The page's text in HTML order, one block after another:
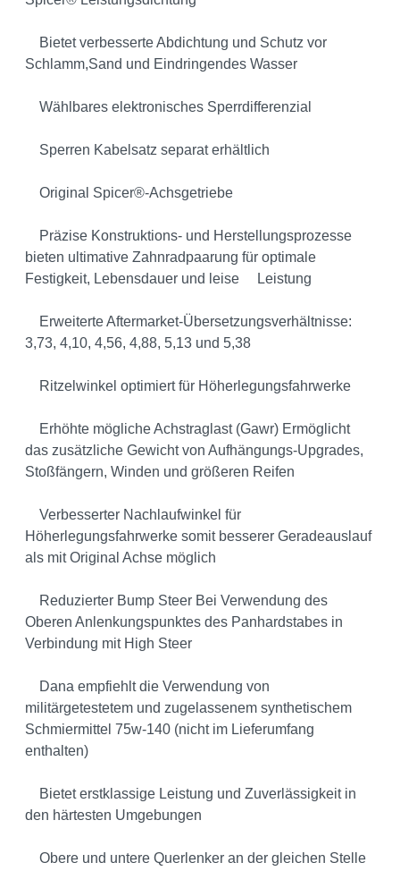
Bietet verbesserte Abdichtung und Schutz vor
Schlamm,Sand und Eindringendes Wasser
Wählbares elektronisches Sperrdifferenzial
Sperren Kabelsatz separat erhältlich
Original Spicer®-Achsgetriebe
Präzise Konstruktions- und Herstellungsprozesse
bieten ultimative Zahnradpaarung für optimale
Festigkeit, Lebensdauer und leise Leistung
Erweiterte Aftermarket-Übersetzungsverhältnisse:
3,73, 4,10, 4,56, 4,88, 5,13 und 5,38
Ritzelwinkel optimiert für Höherlegungsfahrwerke
Erhöhte mögliche Achstraglast (Gawr) Ermöglicht
das zusätzliche Gewicht von Aufhängungs-Upgrades,
Stoßfängern, Winden und größeren Reifen
Verbesserter Nachlaufwinkel für
Höherlegungsfahrwerke somit besserer Geradeauslauf
als mit Original Achse möglich
Reduzierter Bump Steer Bei Verwendung des
Oberen Anlenkungspunktes des Panhardstabes in
Verbindung mit High Steer
Dana empfiehlt die Verwendung von
militärgetestetem und zugelassenem synthetischem
Schmiermittel 75w-140 (nicht im Lieferumfang
enthalten)
Bietet erstklassige Leistung und Zuverlässigkeit in
den härtesten Umgebungen
Obere und untere Querlenker an der gleichen Stelle